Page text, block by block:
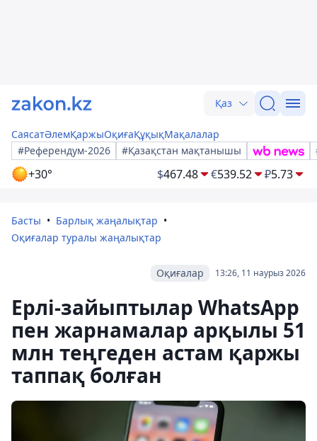
Қаз
СаясатӘлемҚаржыОқиғаҚұқықМақалалар
#Референдум-2026
#Қазақстан мақтанышы
+30° $467.48 €539.52 ₽5.73
Басты
Барлық жаңалықтар
Оқиғалар туралы жаңалықтар
13:26, 11 наурыз 2026
Оқиғалар
Ерлі-зайыптылар WhatsApp
пен жарнамалар арқылы 51
млн теңгеден астам қаржы
таппақ болған